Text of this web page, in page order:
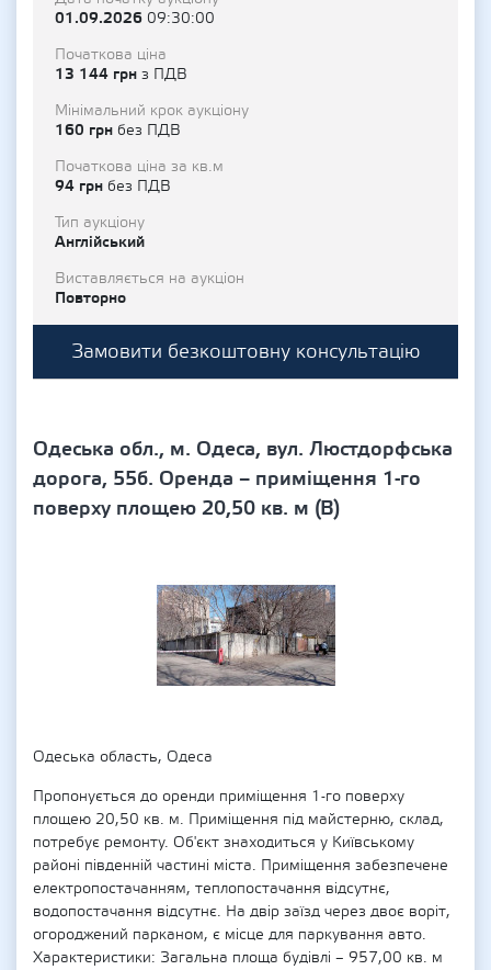
01.09.2026 09:30:00
Початкова ціна
13 144 грн з ПДВ
Мінімальний крок аукціону
160 грн без ПДВ
Початкова ціна за кв.м
94 грн без ПДВ
Тип аукціону
Англійський
Виставляється на аукціон
Повторно
Замовити безкоштовну консультацію
Одеська обл., м. Одеса, вул. Люстдорфська
дорога, 55б. Оренда – приміщення 1-го
поверху площею 20,50 кв. м (В)
Одеська область, Одеса
Пропонується до оренди приміщення 1-го поверху
площею 20,50 кв. м. Приміщення під майстерню, склад,
потребує ремонту. Об'єкт знаходиться у Київському
районі південній частині міста. Приміщення забезпечене
електропостачанням, теплопостачання відсутнє,
водопостачання відсутнє. На двір заїзд через двоє воріт,
огороджений парканом, є місце для паркування авто.
Характеристики: Загальна площа будівлі – 957,00 кв. м